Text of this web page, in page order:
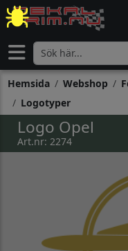
Hemsida Webshop
Logotyper
Logo Opel
Art.nr: 2274